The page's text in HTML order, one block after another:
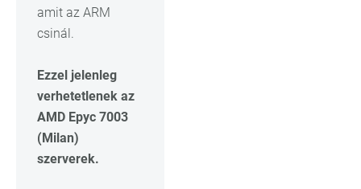
amit az ARM
csinál.
Ezzel jelenleg
verhetetlenek az
AMD Epyc 7003
(Milan)
szerverek.